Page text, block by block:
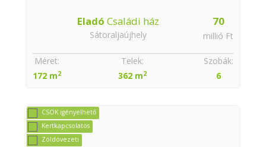
70
millió Ft
Eladó Családi ház
Sátoraljaújhely
Szobák:
6
Méret:
172 m2
Telek:
362 m2
CSOK igényelhető
Kertkapcsolatos
Zöldövezeti